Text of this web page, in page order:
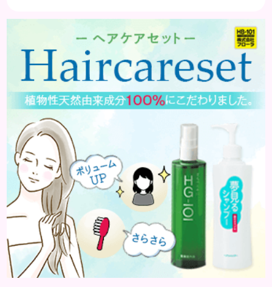
毎日同じ場所で髪を結んでいると、その部分に負担が
かかり、髪が弱くなってしまいます。 特にきつく結
びすぎたり、細いゴムを使ったりすると、ダメージが
大きくなります。 ヘアゴムのダメージは、目に見え
ないところで少しずつ進行します。 気づいたときに
は、切れ毛が増...